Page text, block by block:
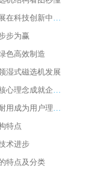
磁选机的发展在科技创新中成为焦点
步为赢
色高效制造
湿式磁选机发展
磁选机坚守核心理念成就企业辉煌
磁选机环保耐用成为用户理想选择
特点
术进步
特点及分类